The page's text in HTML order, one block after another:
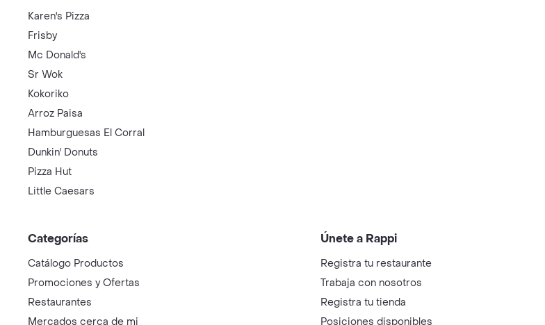
Karen's Pizza
Frisby
Mc Donald's
Sr Wok
Kokoriko
Arroz Paisa
Hamburguesas El Corral
Dunkin' Donuts
Pizza Hut
Little Caesars
Categorías
Catálogo Productos
Promociones y Ofertas
Restaurantes
Mercados cerca de mi
Únete a Rappi
Registra tu restaurante
Trabaja con nosotros
Registra tu tienda
Posiciones disponibles